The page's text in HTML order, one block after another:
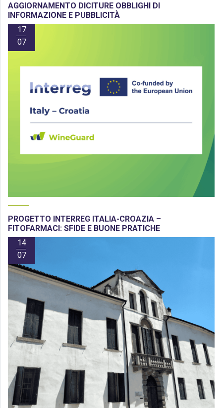
AGGIORNAMENTO DICITURE OBBLIGHI DI
INFORMAZIONE E PUBBLICITÀ
17
07
PROGETTO INTERREG ITALIA-CROAZIA –
FITOFARMACI: SFIDE E BUONE PRATICHE
14
07